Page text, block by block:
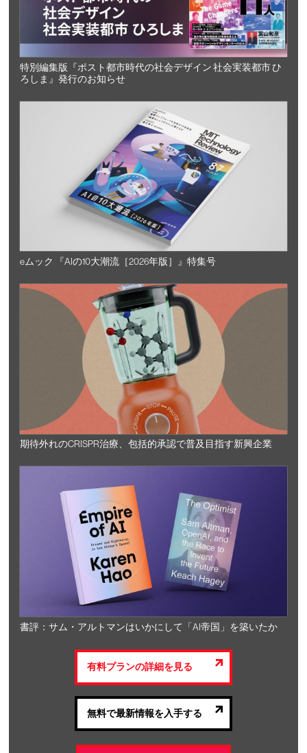
特別編集版『ポスト都市時代の社会デザイン 社会実装都市 ひ
ろしま』発行のお知らせ
eムック 『AIの10大潮流［2026年版］』特集号
期待外れのCRISPR治療、包括的承認で普及目指す新興企業
書評：サム・アルトマンはいかにして「AI帝国」を築いたか
有料プランの詳細を見る
無料で最新情報を入手する